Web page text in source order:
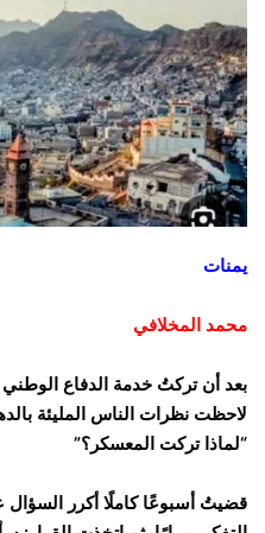
يمنات
محمد المخلافي
بعد أن تركتُ خدمة الدفاع الوطني
لاحظت نظرات الناس المليئة
“لماذا تركت المعسكر؟”
قضيتُ أسبوعًا كاملًا أكرر السؤال